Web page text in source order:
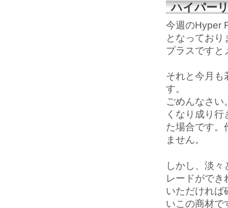
ハイパー
今週のHyper
となっており
プラスですと
それと今月も
す。
ごめんなさい
くなり成り
た場合です。
ません。
しかし、淡
レードがで
いただければ
いこの商材で